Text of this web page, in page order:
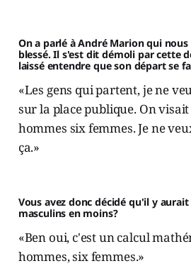
On a parlé à André Marion qui
blessé. Il s'est dit démoli par cette
laissé entendre que son départ se
«Les gens qui partent, je ne
sur la place publique. On
hommes six femmes. Je ne
ça.»
Vous avez donc décidé qu'il y
masculins en moins?
«Ben oui, c'est un calcul
hommes, six femmes.»